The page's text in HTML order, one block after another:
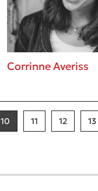
Corrinne Averiss
10 11 12 13